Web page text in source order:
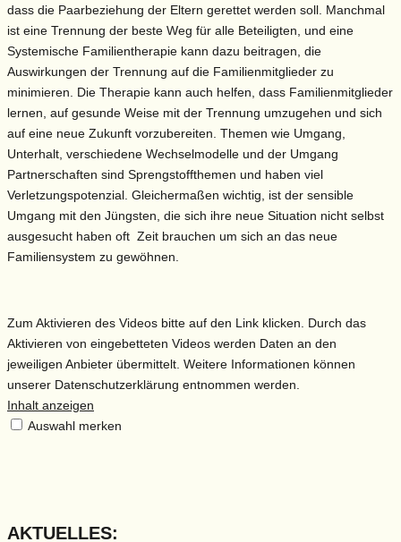
dass die Paarbeziehung der Eltern gerettet werden soll. Manchmal
ist eine Trennung der beste Weg für alle Beteiligten, und eine
Systemische Familientherapie kann dazu beitragen, die
Auswirkungen der Trennung auf die Familienmitglieder zu
minimieren. Die Therapie kann auch helfen, dass Familienmitglieder
lernen, auf gesunde Weise mit der Trennung umzugehen und sich
auf eine neue Zukunft vorzubereiten. Themen wie Umgang,
Unterhalt, verschiedene Wechselmodelle und der Umgang
Partnerschaften sind Sprengstoffthemen und haben viel
Verletzungspotenzial. Gleichermaßen wichtig, ist der sensible
Umgang mit den Jüngsten, die sich ihre neue Situation nicht selbst
ausgesucht haben oft Zeit brauchen um sich an das neue
Familiensystem zu gewöhnen.
Zum Aktivieren des Videos bitte auf den Link klicken. Durch das
Aktivieren von eingebetteten Videos werden Daten an den
jeweiligen Anbieter übermittelt. Weitere Informationen können
unserer Datenschutzerklärung entnommen werden.
Inhalt anzeigen
Auswahl merken
AKTUELLES: